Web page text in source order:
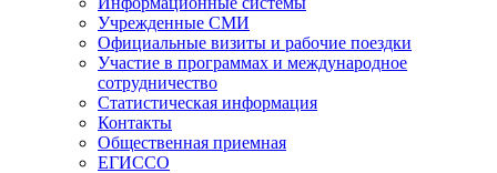
Учрежденные СМИ
Официальные визиты и рабочие поездки
Участие в программах и международное
сотрудничество
Статистическая информация
Контакты
Общественная приемная
ЕГИССО